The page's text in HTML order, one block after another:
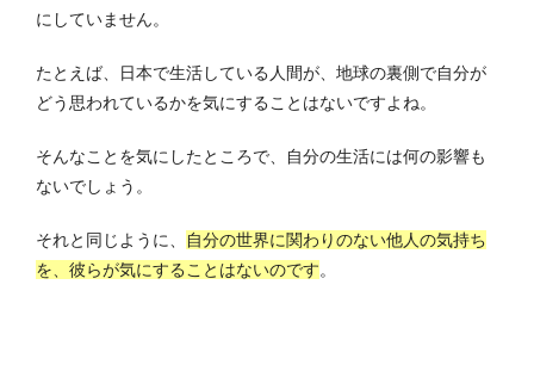
にしていません。
たとえば、日本で生活している人間が、地球の裏側で自分が
どう思われているかを気にすることはないですよね。
そんなことを気にしたところで、自分の生活には何の影響も
ないでしょう。
それと同じように、
自分の世界に関わりのない他人の気持ち
を、彼らが気にすることはないのです。